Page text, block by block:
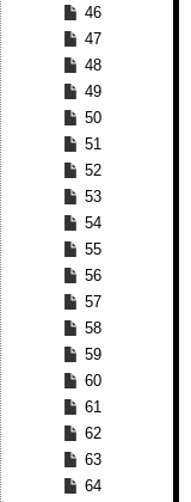
46
47
48
49
50
51
52
53
54
55
56
57
58
59
60
61
62
63
64